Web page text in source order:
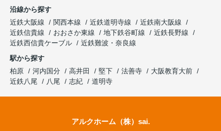
沿線から探す
近鉄大阪線
関西本線 近鉄道明寺線
近鉄南大阪線
近鉄信貴線
おおさか東線 地下鉄谷町線
近鉄長野線
近鉄西信貴ケーブル
近鉄難波・奈良線
駅から探す
柏原
河内国分 高井田 堅下 法善寺
大阪教育大前
近鉄八尾
八尾 志紀 道明寺
アルクホーム（株）sai.